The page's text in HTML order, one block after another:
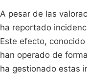
A pesar de las
ha reportado
Este efecto,
han operado de
ha gestionado estas